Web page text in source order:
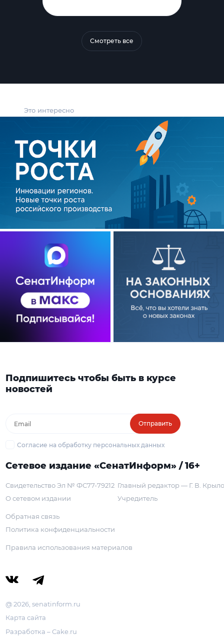
Это интересно
Смотреть все
Подпишитесь чтобы быть в курсе
новостей
Отправить
Согласие на обработку персональных данных
Сетевое издание «СенатИнформ» / 16+
Свидетельство Эл № ФС77-79212
О сетевом издании
Главный редактор — Г. В.
Учредитель
Обратная связь
Политика конфиденциальности
Правила использования материалов
@ 2026, senatinform.ru
Карта сайта
Разработка – Cake.ru